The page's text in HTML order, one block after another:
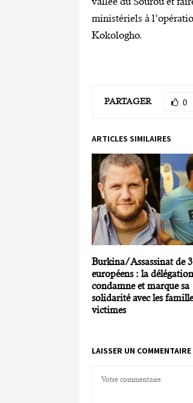
ministériels à
Kokologho.
PARTAGER 0
ARTICLES SIMILAIRES
Burkina/Assassinat de 3
européens : la
condamne et marque sa
solidarité avec les
victimes
LAISSER UN COMMENTAIRE